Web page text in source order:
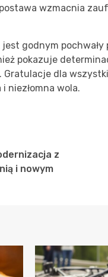
wzmacnia
jest godnym
pokazuje
Gratulacje dla
niezłomna wola.
z
i nowym